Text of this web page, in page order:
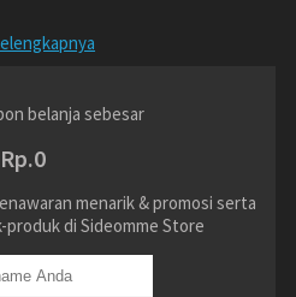
belanja sebesar
Rp.0
menarik & promosi serta
di Sideomme Store